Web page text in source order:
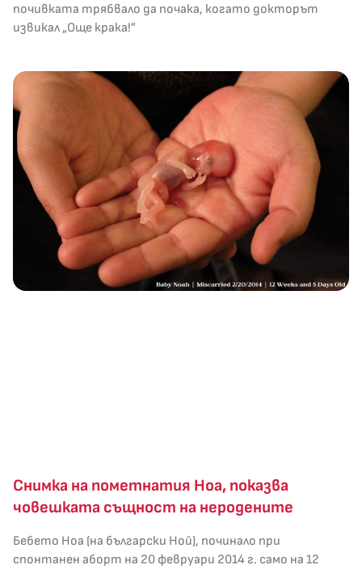
почивката трябвало да почака, когато докторът
извикал „Още крака!”
Снимка на пометнатия Ноа, показва
човешката същност на неродените
Бебето Ноа (на български Ной), починало при
спонтанен аборт на 20 февруари 2014 г. само на 12